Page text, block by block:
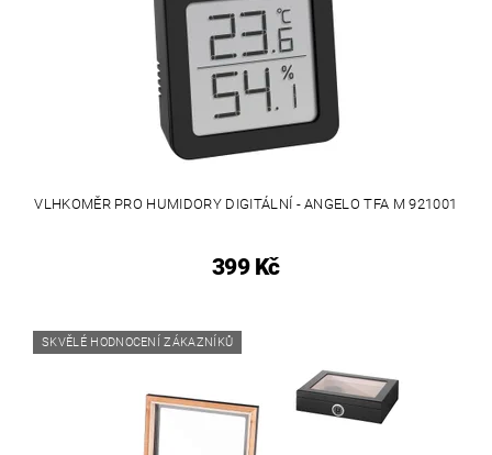
VLHKOMĚR PRO HUMIDORY DIGITÁLNÍ - ANGELO TFA M 921001
399 Kč
SKVĚLÉ HODNOCENÍ ZÁKAZNÍKŮ